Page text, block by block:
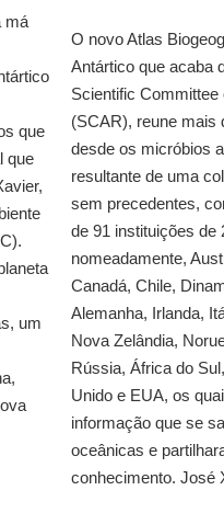
má
que
que
um
O novo Atlas
Antártico que acaba
Scientific
(SCAR), reune mais
desde os micróbios
resultante de uma
sem precedentes,
de 91 instituições de
nomeadamente,
Canadá, Chile,
Alemanha, Irlanda,
Nova Zelândia,
Rússia, África do
Unido e EUA, os
informação que se
oceânicas e
conhecimento. José